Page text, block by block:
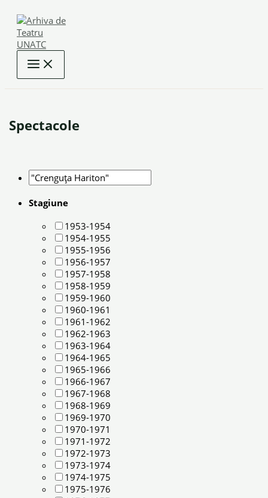
content
Spectacole
Stagiune
1953-1954
1954-1955
1955-1956
1956-1957
1957-1958
1958-1959
1959-1960
1960-1961
1961-1962
1962-1963
1963-1964
1964-1965
1965-1966
1966-1967
1967-1968
1968-1969
1969-1970
1970-1971
1971-1972
1972-1973
1973-1974
1974-1975
1975-1976